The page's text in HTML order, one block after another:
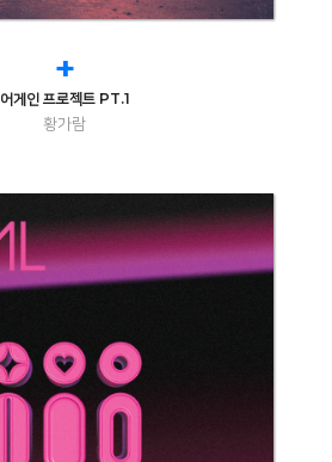
+
어게인 프로젝트 PT.1
황가람